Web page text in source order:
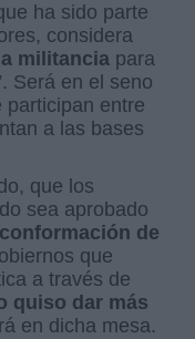
ha sido parte
considera
militancia para
Será en el seno
participan entre
a las bases
que los
sea aprobado
de
que
a través de
quiso dar más
en dicha mesa.